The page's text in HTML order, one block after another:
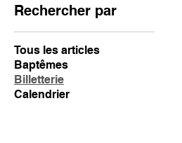
Rechercher par
Tous les articles
Baptêmes
Billetterie
Calendrier